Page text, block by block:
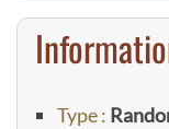
Type :